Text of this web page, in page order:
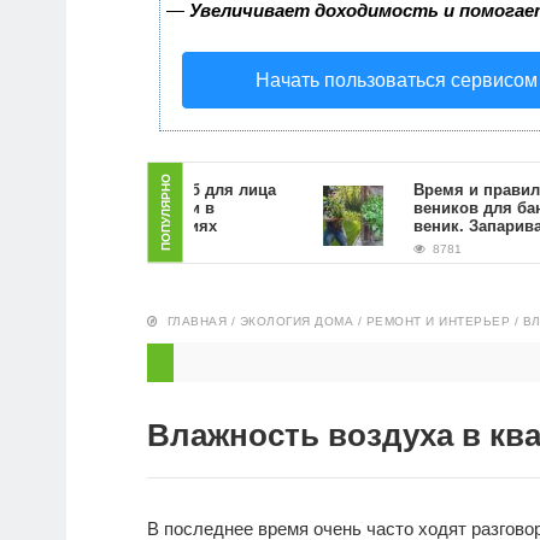
— Увеличивает доходимость и
Начать пользоваться сервисом
ПОПУЛЯРНО
Как сделать скраб для лица
из кофейной гущи в
домашних условиях
Время и правила
веников для бани.
веник. Запаривание
8781
ГЛАВНАЯ / ЭКОЛОГИЯ ДОМА / РЕМОНТ И ИНТЕРЬЕР /
Влажность воздуха в
В последнее время очень часто ходят